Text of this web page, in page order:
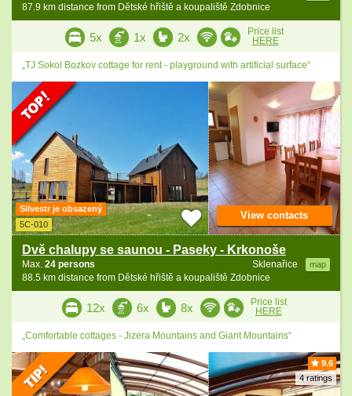
87.9 km distance from Dětské hřiště a koupaliště Zdobnice
5x 1x 2x
Price list
HERE
„TJ Sokol Bozkov cottage for rent - playground with artificial surface“
Silvestr je obsazený
5C-010
Dvě chalupy se saunou - Paseky - Krkonoše
Sklenařice map
Max. 24 persons
88.5 km distance from Dětské hřiště a koupaliště Zdobnice
View contacts
12x 6x 8x
Price list
HERE
„Comfortable cottages - Jizera Mountains and Giant Mountains“
9.6
4 ratings